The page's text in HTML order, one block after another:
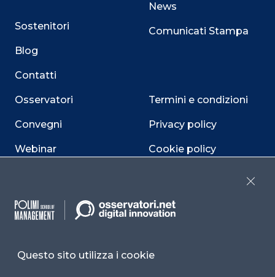
Sostenitori
Blog
Contatti
Osservatori
Convegni
Webinar
News
Comunicati Stampa
Termini e condizioni
Privacy policy
Cookie policy
Dichiarazione di
accessibilità
Questo sito utilizza i cookie